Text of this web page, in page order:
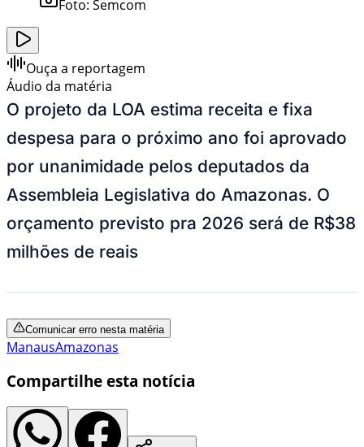
Foto: Semcom
Ouça a reportagem
Áudio da matéria
O projeto da LOA estima receita e fixa
despesa para o próximo ano foi aprovado
por unanimidade pelos deputados da
Assembleia Legislativa do Amazonas. O
orçamento previsto pra 2026 será de R$38
milhões de reais
Comunicar erro nesta matéria
ManausAmazonas
Compartilhe esta notícia